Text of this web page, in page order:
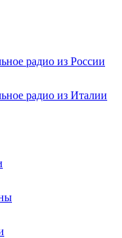
радио из России
радио из Италии